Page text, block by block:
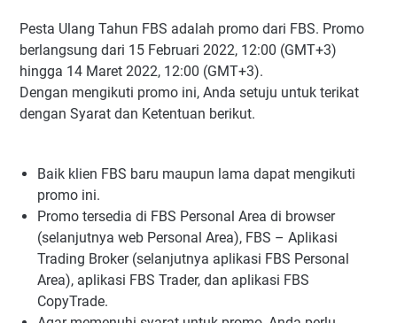
Pesta Ulang Tahun FBS adalah promo dari FBS. Promo
berlangsung dari 15 Februari 2022, 12:00 (GMT+3)
hingga 14 Maret 2022, 12:00 (GMT+3).
Dengan mengikuti promo ini, Anda setuju untuk terikat
dengan Syarat dan Ketentuan berikut.
Baik klien FBS baru maupun lama dapat mengikuti
promo ini.
Promo tersedia di FBS Personal Area di browser
(selanjutnya web Personal Area), FBS – Aplikasi
Trading Broker (selanjutnya aplikasi FBS Personal
Area), aplikasi FBS Trader, dan aplikasi FBS
CopyTrade.